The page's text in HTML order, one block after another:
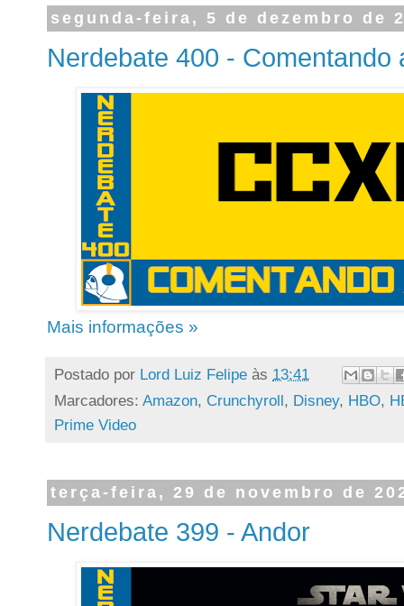
segunda-feira, 5 de dezembro de
Nerdebate 400 - Comentando
Mais informações »
Postado por Lord Luiz Felipe às 13:41
Marcadores: Amazon, Crunchyroll, Disney, HBO,
Prime Video
terça-feira, 29 de novembro de
Nerdebate 399 - Andor